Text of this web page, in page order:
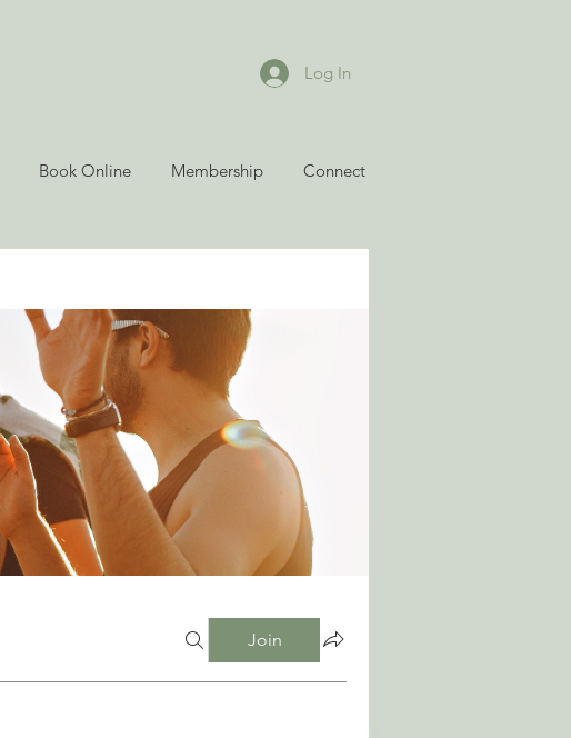
Log In
Book Online Membership Connect
Join